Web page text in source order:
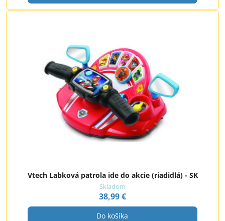
Vtech Labková patrola ide do akcie (riadidlá) - SK
Skladom
38,99 €
Do košíka